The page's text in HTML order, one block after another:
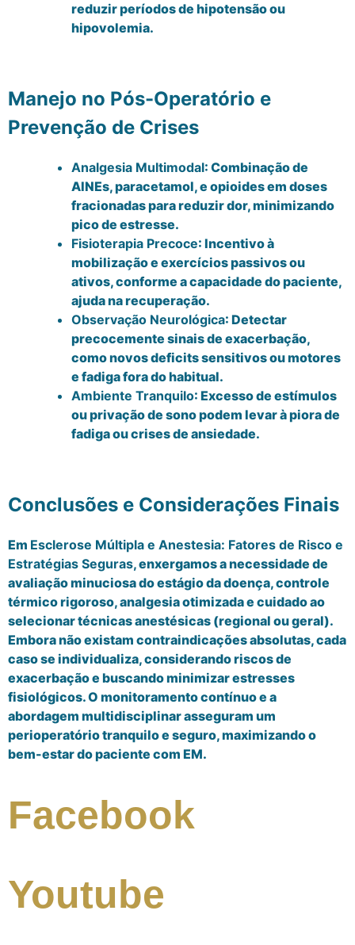
reduzir períodos de hipotensão ou
hipovolemia.
Manejo no Pós-Operatório e
Prevenção de Crises
Analgesia Multimodal: Combinação de
AINEs, paracetamol, e opioides em doses
fracionadas para reduzir dor, minimizando
pico de estresse.
Fisioterapia Precoce: Incentivo à
mobilização e exercícios passivos ou
ativos, conforme a capacidade do paciente,
ajuda na recuperação.
Observação Neurológica: Detectar
precocemente sinais de exacerbação,
como novos deficits sensitivos ou motores
e fadiga fora do habitual.
Ambiente Tranquilo: Excesso de estímulos
ou privação de sono podem levar à piora de
fadiga ou crises de ansiedade.
Conclusões e Considerações Finais
Em Esclerose Múltipla e Anestesia: Fatores de Risco e
Estratégias Seguras, enxergamos a necessidade de
avaliação minuciosa do estágio da doença, controle
térmico rigoroso, analgesia otimizada e cuidado ao
selecionar técnicas anestésicas (regional ou geral).
Embora não existam contraindicações absolutas, cada
caso se individualiza, considerando riscos de
exacerbação e buscando minimizar estresses
fisiológicos. O monitoramento contínuo e a
abordagem multidisciplinar asseguram um
perioperatório tranquilo e seguro, maximizando o
bem-estar do paciente com EM.
Facebook
Youtube